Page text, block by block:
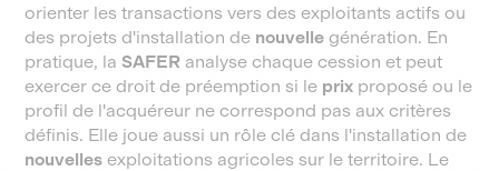
orienter les transactions vers des exploitants actifs ou
des projets d'installation de nouvelle génération. En
pratique, la SAFER analyse chaque cession et peut
exercer ce droit de préemption si le prix proposé ou le
profil de l'acquéreur ne correspond pas aux critères
définis. Elle joue aussi un rôle clé dans l'installation de
nouvelles exploitations agricoles sur le territoire. Le